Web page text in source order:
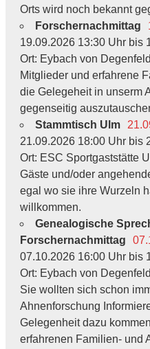
Orts wird noch bekannt
Forschernachmittag
19.09.2026 13:30 Uhr bis
Ort: Eybach von
Mitglieder und erfahrene
die Gelegeheit in unserm
gegenseitig
Stammtisch Ulm
21.09.2026 18:00 Uhr bis
Ort: ESC Sportgaststätte
Gäste und/oder
egal wo sie ihre Wurzeln
willkommen.
Genealogische
Forschernachmittag
07.10.2026 16:00 Uhr bis
Ort: Eybach von
Sie wollten sich schon
Ahnenforschung
Gelegenheit dazu
erfahrenen Familien- und